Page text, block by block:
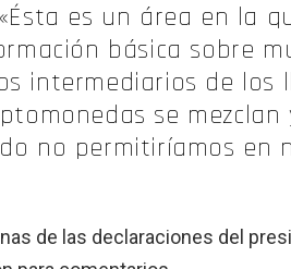
«Ésta es un área en la
básica sobre
intermediarios de los
se
no permitiríamos en
de las declaraciones del